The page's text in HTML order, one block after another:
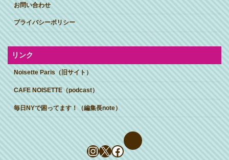
お問い合わせ
プライバシーポリシー
リンク
Noisette Paris（旧サイト）
CAFE NOISETTE（podcast）
毎日NYで困ってます！（編集長note）
Instagram
X Facebook